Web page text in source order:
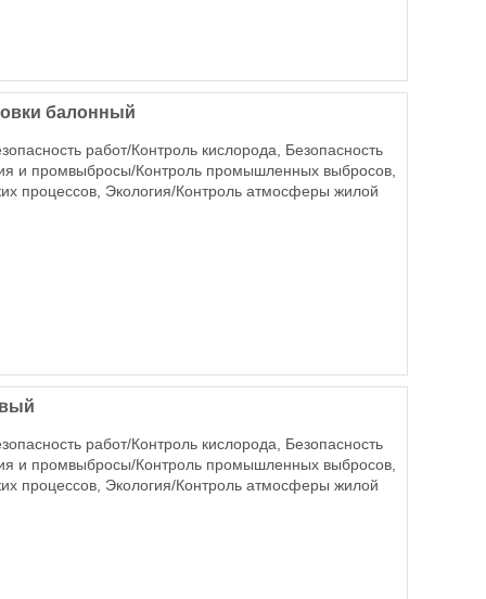
балонный
работ/Контроль кислорода, Безопасность
и промвыбросы/Контроль промышленных выбросов,
процессов, Экология/Контроль атмосферы жилой
работ/Контроль кислорода, Безопасность
и промвыбросы/Контроль промышленных выбросов,
процессов, Экология/Контроль атмосферы жилой